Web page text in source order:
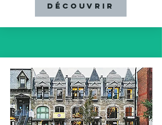
Découvrir